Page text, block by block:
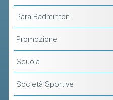
Para Badminton
Promozione
Scuola
Società Sportive